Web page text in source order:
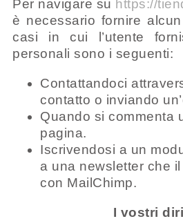
Per navigare su https://
è necessario fornire
casi in cui l’utente
personali sono i seguenti:
Contattandoci
contatto o inviando
Quando si commenta
pagina.
Iscrivendosi a un
a una newsletter che
con MailChimp.
I vostri